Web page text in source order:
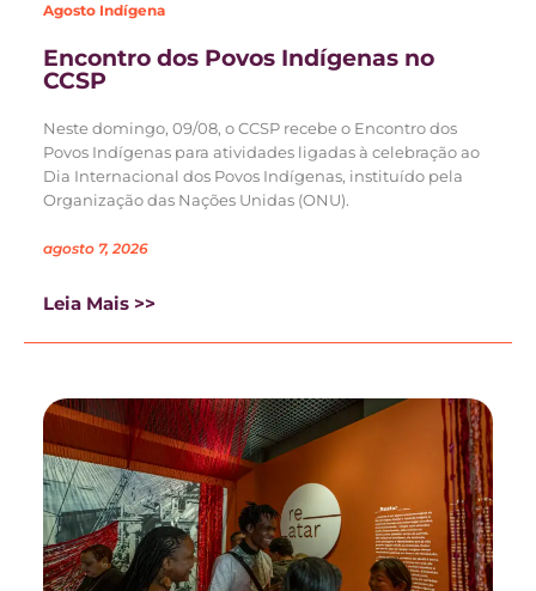
Agosto Indígena
Encontro dos Povos Indígenas no
CCSP
Neste domingo, 09/08, o CCSP recebe o Encontro dos
Povos Indígenas para atividades ligadas à celebração ao
Dia Internacional dos Povos Indígenas, instituído pela
Organização das Nações Unidas (ONU).
agosto 7, 2026
Leia Mais >>